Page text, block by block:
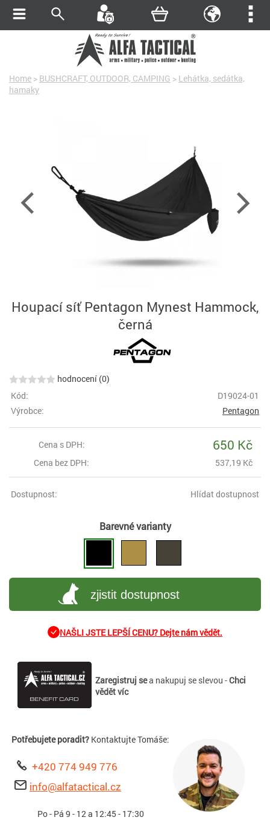
Home > BUSHCRAFT, OUTDOOR, CAMPING > Lehátka, sedátka,
hamaky
Houpací síť Pentagon Mynest Hammock,
černá
hodnocení (0)
Kód:
D19024-01
Výrobce:
Pentagon
Cena s DPH: 650 Kč
Cena bez DPH: 537,19 Kč
Dostupnost: Hlídat dostupnost
Barevné varianty
zjistit dostupnost
NAŠLI JSTE LEPŠÍ CENU? Dejte nám vědět.
Zaregistruj sea nakupuj se slevou -Chci
vědět víc
Potřebujete poradit? Kontaktujte Tomáše:
+420 774 949 776
info@alfatactical.cz
Po - Pá 9 - 12 a 12:45 - 17:30